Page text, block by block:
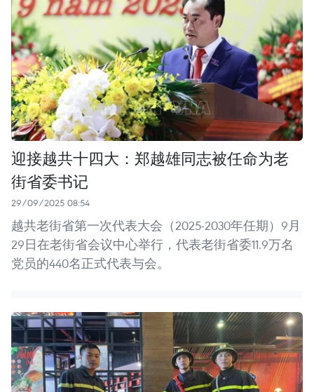
迎接越共十四大：郑越雄同志被任命为老
街省委书记
29/09/2025 08:54
越共老街省第一次代表大会（2025-2030年任期）9月
29日在老街省会议中心举行，代表老街省委11.9万名
党员的440名正式代表与会。